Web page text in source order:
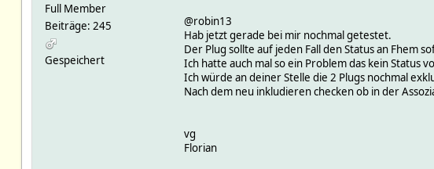
Full Member
Beiträge: 245
Gespeichert
@robin13
Hab jetzt gerade bei mir nochmal getestet.
Der Plug sollte auf jeden Fall den Status an Fhem
Ich hatte auch mal so ein Problem das kein Status
Ich würde an deiner Stelle die 2 Plugs nochmal
Nach dem neu inkludieren checken ob in der
vg
Florian